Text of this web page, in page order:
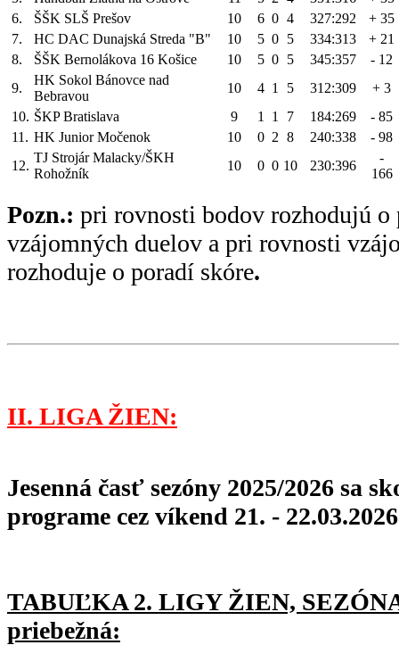
6.
ŠŠK SLŠ Prešov 10 6 0 4 327:292
+ 35
7.
HC DAC Dunajská Streda "B" 10 5 0 5 334:313
+ 21
8.
ŠŠK Bernolákova 16 Košice 10 5 0 5 345:357
- 12
9.
HK Sokol Bánovce nad
Bebravou
10 4 1 5 312:309
+ 3
10. ŠKP Bratislava 9 1 1 7 184:269
- 85
11. HK Junior Močenok 10 0 2 8 240:338
- 98
12.
TJ Strojár Malacky/ŠKH
Rohožník
10 0 0 10 230:396
-
166
Pozn.: pri rovnosti bodov rozhodujú o
vzájomných duelov a pri rovnosti
rozhoduje o poradí skóre.
II. LIGA ŽIEN:
Jesenná časť sezóny 2025/2026 sa
programe cez víkend 21. -
TABUĽKA 2. LIGY ŽIEN,
priebežná: